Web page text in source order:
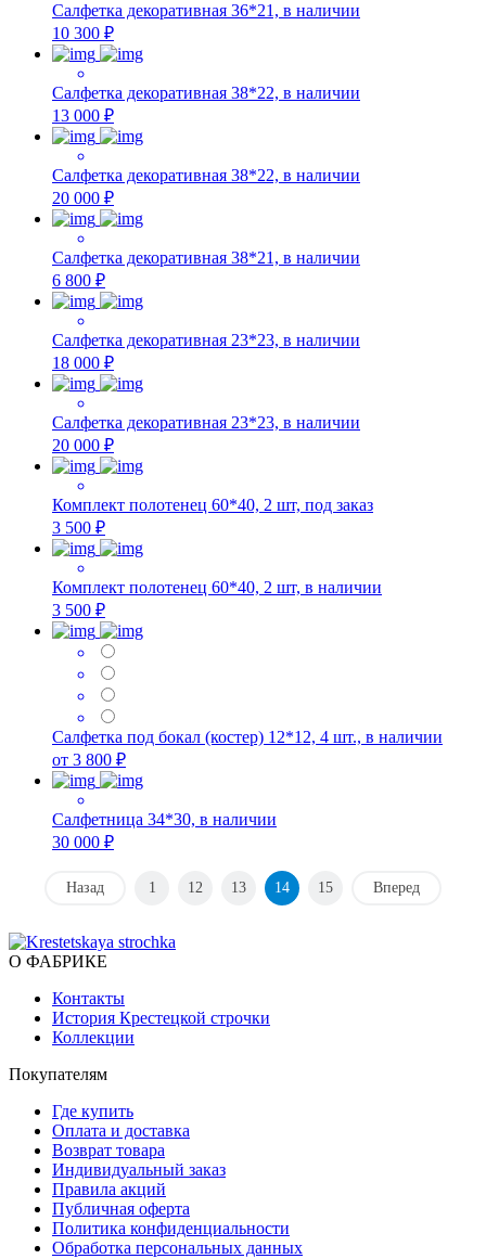
Салфетка декоративная 36*21, в наличии
10 300 ₽
Салфетка декоративная 38*22, в наличии
13 000 ₽
Салфетка декоративная 38*22, в наличии
20 000 ₽
Салфетка декоративная 38*21, в наличии
6 800 ₽
Салфетка декоративная 23*23, в наличии
18 000 ₽
Салфетка декоративная 23*23, в наличии
20 000 ₽
Комплект полотенец 60*40, 2 шт, под заказ
3 500 ₽
Комплект полотенец 60*40, 2 шт, в наличии
3 500 ₽
Салфетка под бокал (костер) 12*12, 4 шт., в наличии
от 3 800 ₽
Салфетница 34*30, в наличии
30 000 ₽
Назад 1 12 13 14 15 Вперед
О ФАБРИКЕ
Контакты
История Крестецкой строчки
Коллекции
Покупателям
Где купить
Оплата и доставка
Возврат товара
Индивидуальный заказ
Правила акций
Публичная оферта
Политика конфиденциальности
Обработка персональных данных